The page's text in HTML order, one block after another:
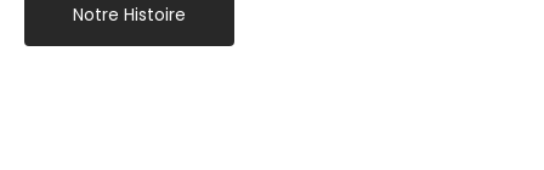
Notre Histoire